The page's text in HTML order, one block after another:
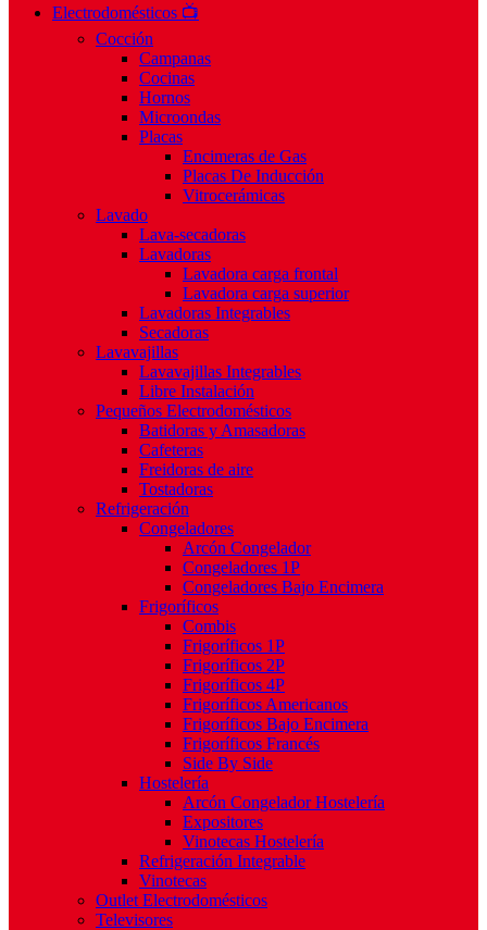
Electrodomésticos 📺
Cocción
Campanas
Cocinas
Hornos
Microondas
Placas
Encimeras de Gas
Placas De Inducción
Vitrocerámicas
Lavado
Lava-secadoras
Lavadoras
Lavadora carga frontal
Lavadora carga superior
Lavadoras Integrables
Secadoras
Lavavajillas
Lavavajillas Integrables
Libre Instalación
Pequeños Electrodomésticos
Batidoras y Amasadoras
Cafeteras
Freidoras de aire
Tostadoras
Refrigeración
Congeladores
Arcón Congelador
Congeladores 1P
Congeladores Bajo Encimera
Frigoríficos
Combis
Frigoríficos 1P
Frigoríficos 2P
Frigoríficos 4P
Frigoríficos Americanos
Frigoríficos Bajo Encimera
Frigoríficos Francés
Side By Side
Hostelería
Arcón Congelador Hostelería
Expositores
Vinotecas Hostelería
Refrigeración Integrable
Vinotecas
Outlet Electrodomésticos
Televisores